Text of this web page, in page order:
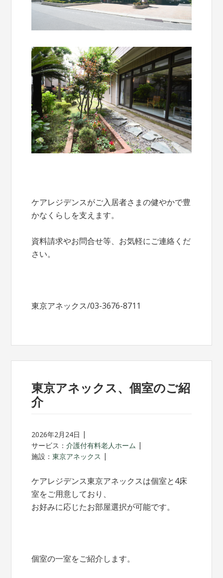
ケアレジデンスがご入居者さまの健やかで豊
かなくらしを支えます。
資料請求やお問合せ等、お気軽にご連絡くだ
さい。
東京アネックス/03-3676-8711
東京アネックス、個室のご紹
介
2026年2月24日
サービス：介護付有料老人ホーム
施設：東京アネックス
ケアレジデンス東京アネックスは個室と4床
室をご用意しており、
お好みに応じたお部屋選択が可能です。
個室の一室をご紹介します。